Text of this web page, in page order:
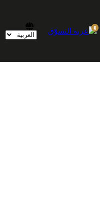
عن 600 درهم إماراتي.
0